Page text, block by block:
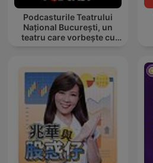
Podcasturile Teatrului
Național București, un
teatru care vorbește cu